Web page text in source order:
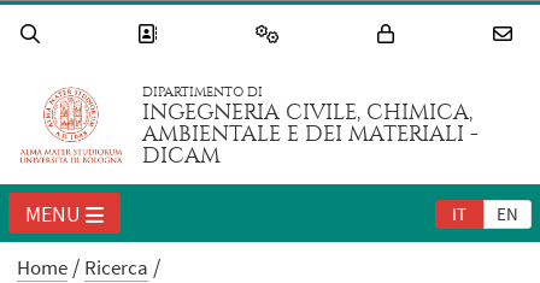
DIPARTIMENTO DI
INGEGNERIA CIVILE, CHIMICA,
AMBIENTALE E DEI MATERIALI -
DICAM
IT EN
MENU
Home Ricerca